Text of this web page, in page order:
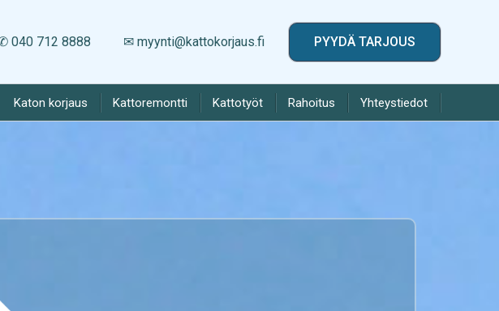
040 712 8888 ✉ myynti@kattokorjaus.fi PYYDÄ TARJOUS
Katon korjaus Kattoremontti Kattotyöt Rahoitus Yhteystiedot